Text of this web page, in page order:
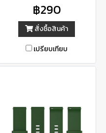
฿290
สั่งซื้อสินค้า
เปรียบเทียบ